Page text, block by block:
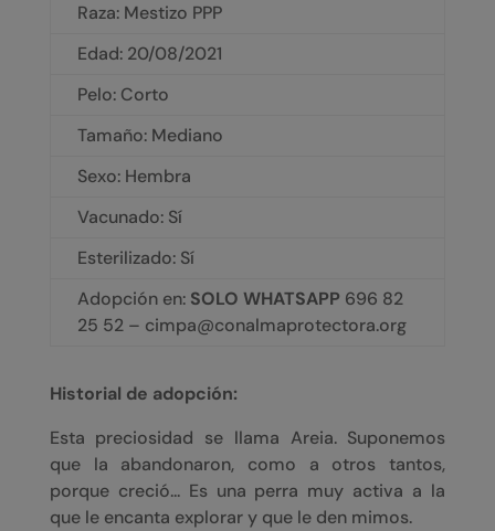
Raza: Mestizo PPP
Edad: 20/08/2021
Pelo: Corto
Tamaño: Mediano
Sexo: Hembra
Vacunado: Sí
Esterilizado: Sí
Adopción en: SOLO WHATSAPP 696 82
25 52 – cimpa@conalmaprotectora.org
Historial de adopción:
Esta preciosidad se llama Areia. Suponemos
que la abandonaron, como a otros tantos,
porque creció... Es una perra muy activa a la
que le encanta explorar y que le den mimos.